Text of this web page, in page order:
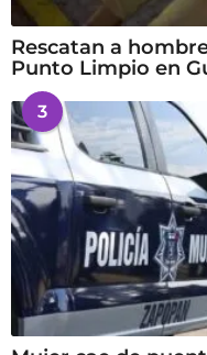
Rescatan a
Punto Limpio en
3